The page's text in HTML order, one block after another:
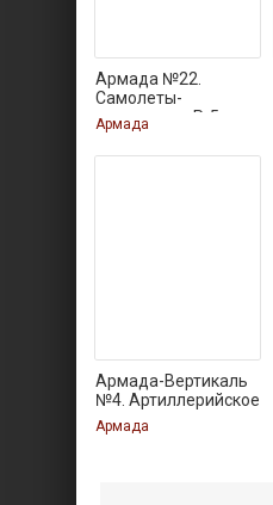
Армада №22.
Самолеты-
разведчики Р-5 и
Армада
Армада-Вертикаль
№4. Артиллерийское
Армада